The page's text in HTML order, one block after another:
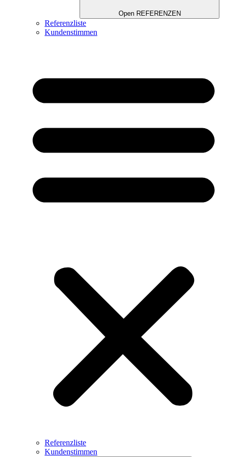
Open REFERENZEN
Referenzliste
Kundenstimmen
Referenzliste
Kundenstimmen